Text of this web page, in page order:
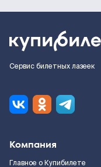
Сервис билетных лазеек
Компания
Главное о Купибилете